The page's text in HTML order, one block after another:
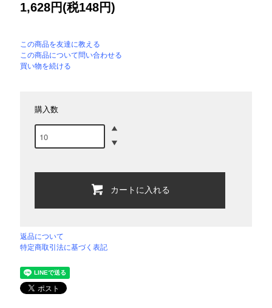
1,628円(税148円)
この商品を友達に教える
この商品について問い合わせる
買い物を続ける
購入数
カートに入れる
返品について
特定商取引法に基づく表記